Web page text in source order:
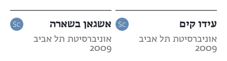
עידו קים
אוניברסיטת תל אביב
2009
אשגאן בשארה
אוניברסיטת תל אביב
2009